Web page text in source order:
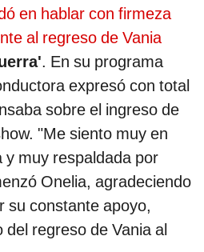
en hablar con firmeza
al regreso de Vania
. En su programa
expresó con total
sobre el ingreso de
"Me siento muy en
muy respaldada por
Onelia, agradeciendo
su constante apoyo,
regreso de Vania al